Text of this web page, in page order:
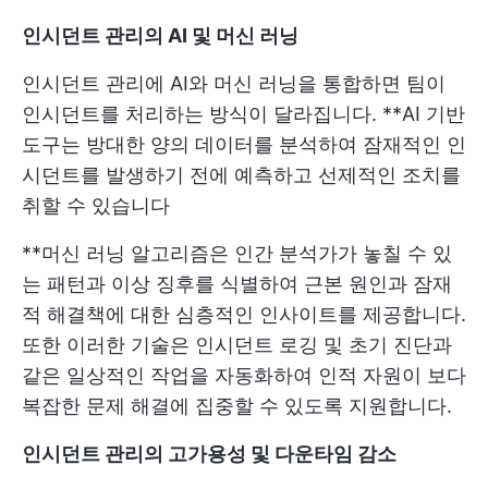
인시던트 관리의 AI 및 머신 러닝
인시던트 관리에 AI와 머신 러닝을 통합하면 팀이
인시던트를 처리하는 방식이 달라집니다. **AI 기반
도구는 방대한 양의 데이터를 분석하여 잠재적인 인
시던트를 발생하기 전에 예측하고 선제적인 조치를
취할 수 있습니다
**머신 러닝 알고리즘은 인간 분석가가 놓칠 수 있
는 패턴과 이상 징후를 식별하여 근본 원인과 잠재
적 해결책에 대한 심층적인 인사이트를 제공합니다.
또한 이러한 기술은 인시던트 로깅 및 초기 진단과
같은 일상적인 작업을 자동화하여 인적 자원이 보다
복잡한 문제 해결에 집중할 수 있도록 지원합니다.
인시던트 관리의 고가용성 및 다운타임 감소